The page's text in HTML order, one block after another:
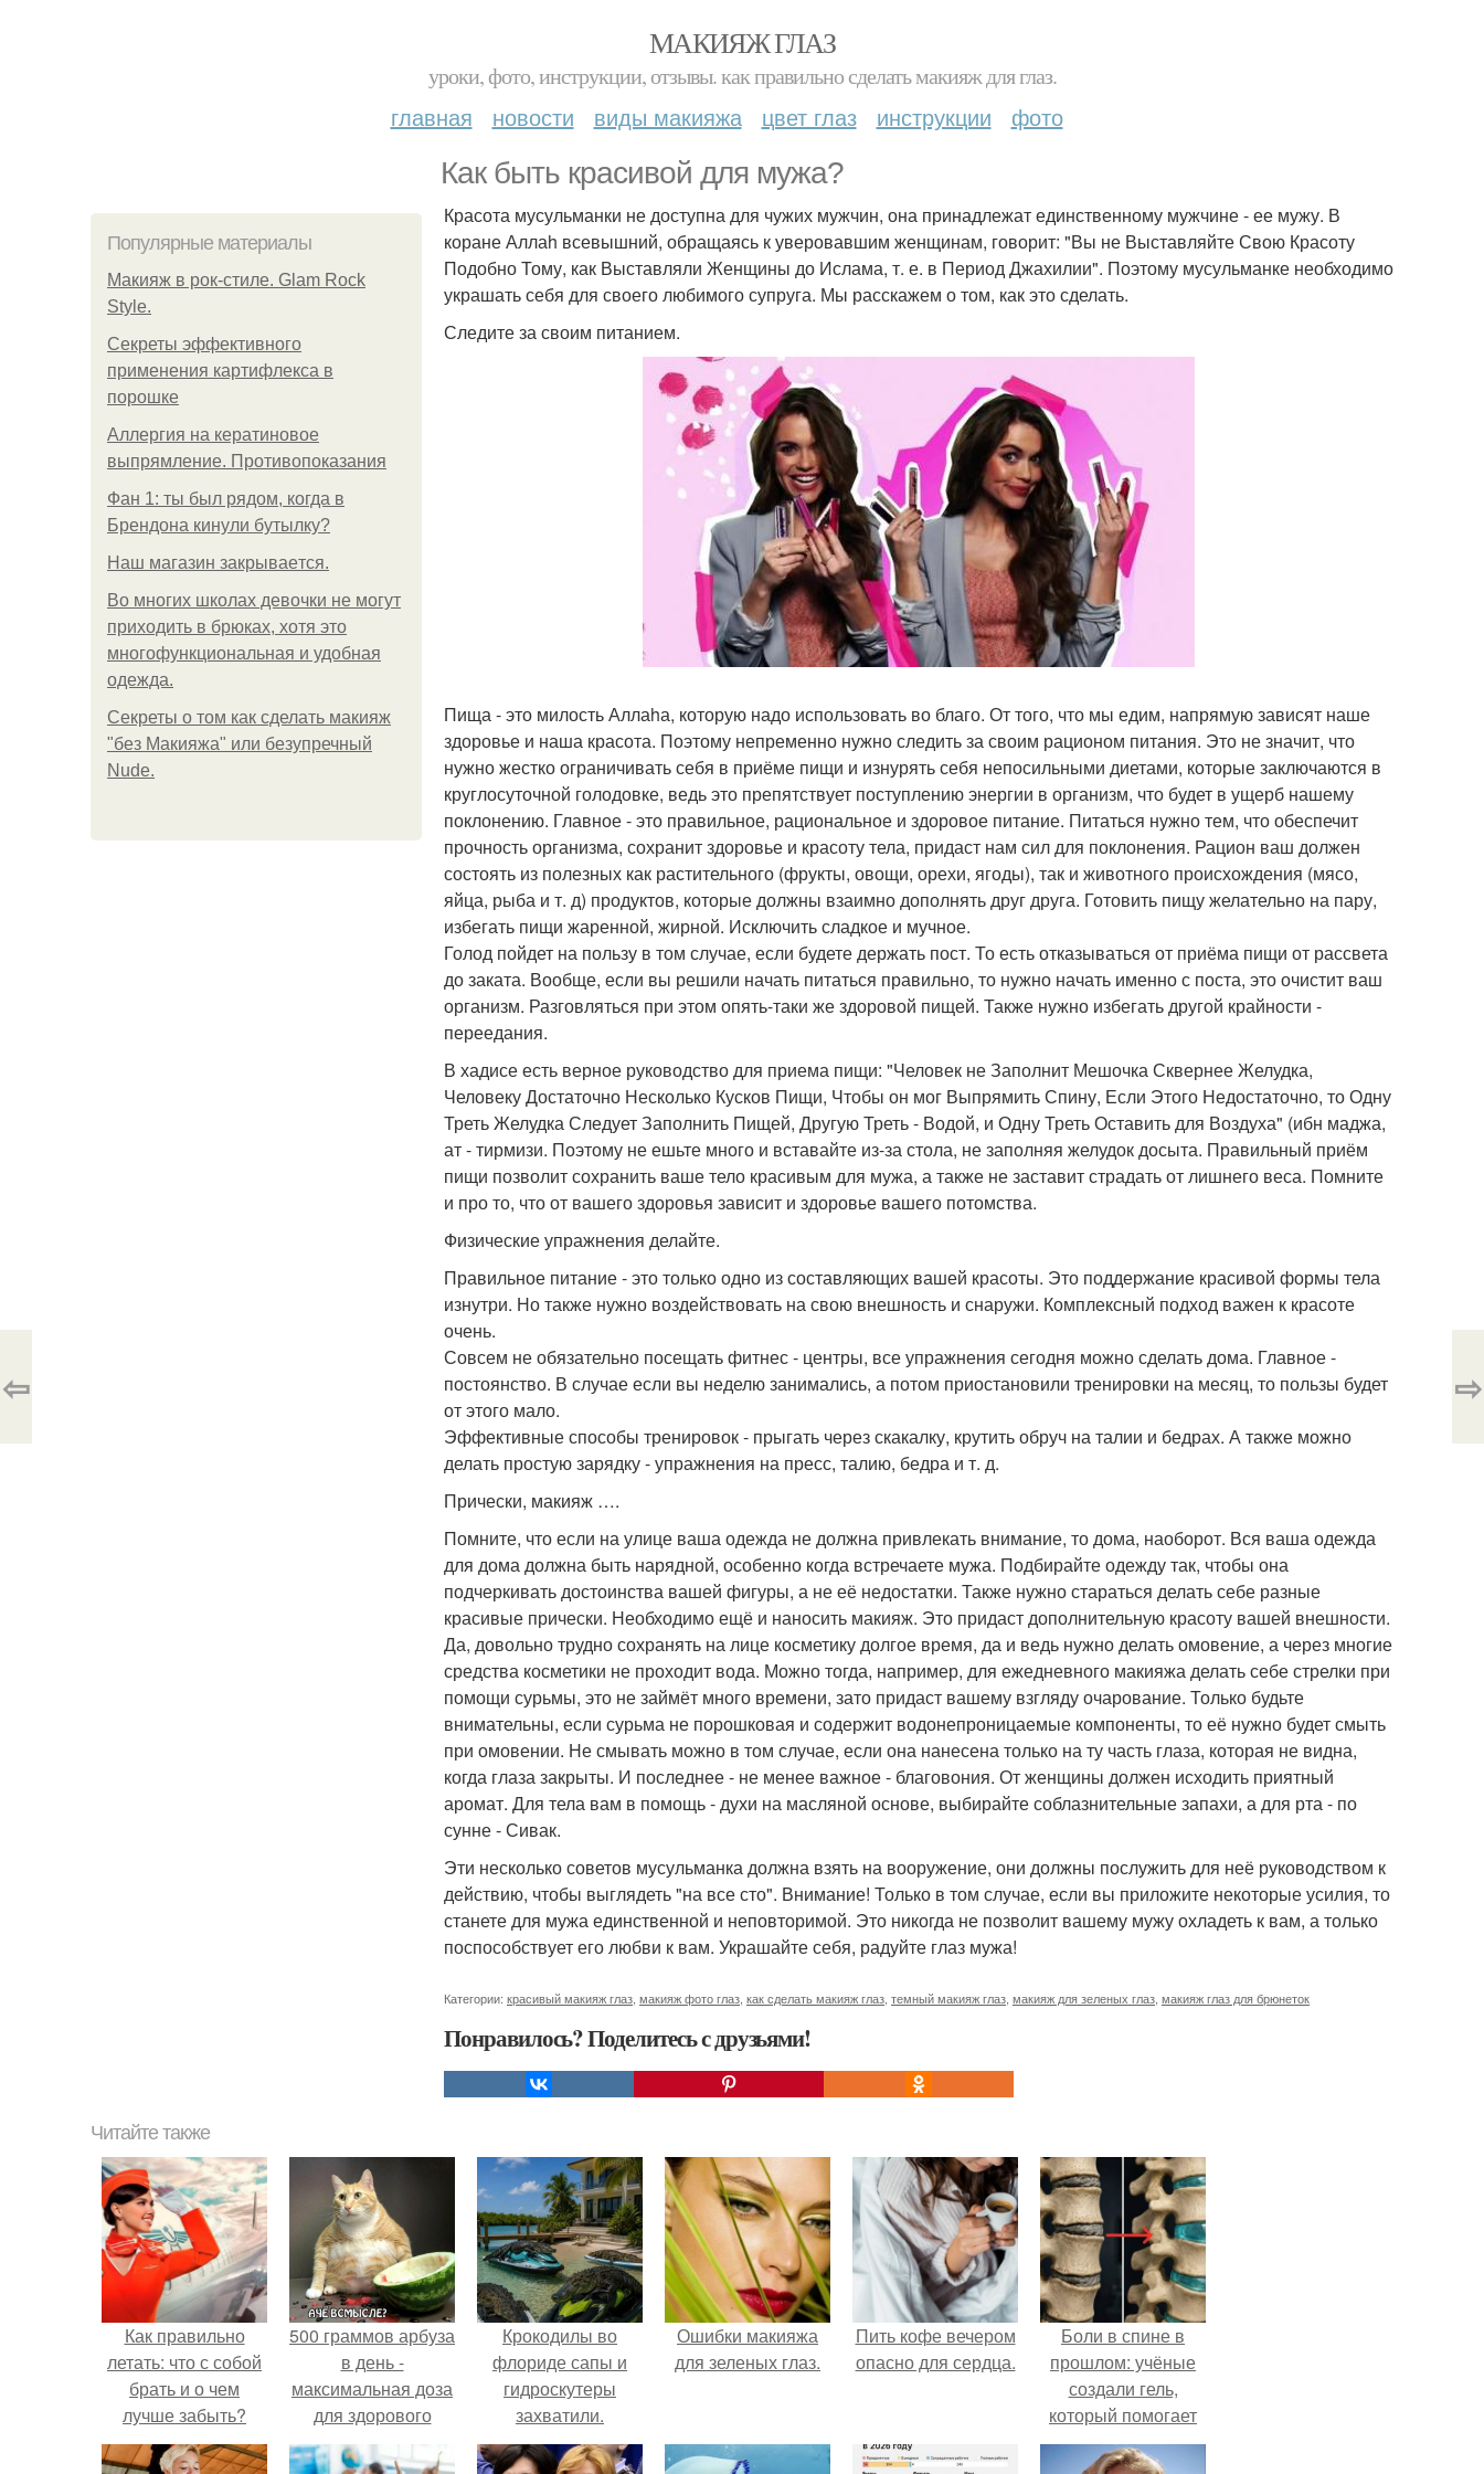
МАКИЯЖ ГЛАЗ
уроки, фото, инструкции, отзывы. как правильно сделать макияж для глаз.
главная новости виды макияжа цвет глаз инструкции фото
Как быть красивой для мужа?
Популярные материалы
Макияж в рок-стиле. Glam Rock
Style.
Секреты эффективного
применения картифлекса в
порошке
Аллергия на кератиновое
выпрямление. Противопоказания
Фан 1: ты был рядом, когда в
Брендона кинули бутылку?
Нaш магaзин зaкрывaeтся.
Во многих школах девочки не могут
приходить в брюках, хотя это
многофункциональная и удобная
одежда.
Секреты о том как сделать макияж
"без Макияжа" или безупречный
Nude.
Красота мусульманки не доступна для чужих мужчин, она принадлежат единственному мужчине - ее мужу. В
коране Аллаh всевышний, обращаясь к уверовавшим женщинам, говорит: "Вы не Выставляйте Свою Красоту
Подобно Тому, как Выставляли Женщины до Ислама, т. е. в Период Джахилии". Поэтому мусульманке необходимо
украшать себя для своего любимого супруга. Мы расскажем о том, как это сделать.
Следите за своим питанием.
Пища - это милость Аллаhа, которую надо использовать во благо. От того, что мы едим, напрямую зависят наше
здоровье и наша красота. Поэтому непременно нужно следить за своим рационом питания. Это не значит, что
нужно жестко ограничивать себя в приёме пищи и изнурять себя непосильными диетами, которые заключаются в
круглосуточной голодовке, ведь это препятствует поступлению энергии в организм, что будет в ущерб нашему
поклонению. Главное - это правильное, рациональное и здоровое питание. Питаться нужно тем, что обеспечит
прочность организма, сохранит здоровье и красоту тела, придаст нам сил для поклонения. Рацион ваш должен
состоять из полезных как растительного (фрукты, овощи, орехи, ягоды), так и животного происхождения (мясо,
яйца, рыба и т. д) продуктов, которые должны взаимно дополнять друг друга. Готовить пищу желательно на пару,
избегать пищи жаренной, жирной. Исключить сладкое и мучное.
Голод пойдет на пользу в том случае, если будете держать пост. То есть отказываться от приёма пищи от рассвета
до заката. Вообще, если вы решили начать питаться правильно, то нужно начать именно с поста, это очистит ваш
организм. Разговляться при этом опять-таки же здоровой пищей. Также нужно избегать другой крайности -
переедания.
В хадисе есть верное руководство для приема пищи: "Человек не Заполнит Мешочка Сквернее Желудка,
Человеку Достаточно Несколько Кусков Пищи, Чтобы он мог Выпрямить Спину, Если Этого Недостаточно, то Одну
Треть Желудка Следует Заполнить Пищей, Другую Треть - Водой, и Одну Треть Оставить для Воздуха" (ибн маджа,
ат - тирмизи. Поэтому не ешьте много и вставайте из-за стола, не заполняя желудок досыта. Правильный приём
пищи позволит сохранить ваше тело красивым для мужа, а также не заставит страдать от лишнего веса. Помните
и про то, что от вашего здоровья зависит и здоровье вашего потомства.
Физические упражнения делайте.
Правильное питание - это только одно из составляющих вашей красоты. Это поддержание красивой формы тела
изнутри. Но также нужно воздействовать на свою внешность и снаружи. Комплексный подход важен к красоте
очень.
Совсем не обязательно посещать фитнес - центры, все упражнения сегодня можно сделать дома. Главное -
постоянство. В случае если вы неделю занимались, а потом приостановили тренировки на месяц, то пользы будет
от этого мало.
Эффективные способы тренировок - прыгать через скакалку, крутить обруч на талии и бедрах. А также можно
делать простую зарядку - упражнения на пресс, талию, бедра и т. д.
Прически, макияж ….
Помните, что если на улице ваша одежда не должна привлекать внимание, то дома, наоборот. Вся ваша одежда
для дома должна быть нарядной, особенно когда встречаете мужа. Подбирайте одежду так, чтобы она
подчеркивать достоинства вашей фигуры, а не её недостатки. Также нужно стараться делать себе разные
красивые прически. Необходимо ещё и наносить макияж. Это придаст дополнительную красоту вашей внешности.
Да, довольно трудно сохранять на лице косметику долгое время, да и ведь нужно делать омовение, а через многие
средства косметики не проходит вода. Можно тогда, например, для ежедневного макияжа делать себе стрелки при
помощи сурьмы, это не займёт много времени, зато придаст вашему взгляду очарование. Только будьте
внимательны, если сурьма не порошковая и содержит водонепроницаемые компоненты, то её нужно будет смыть
при омовении. Не смывать можно в том случае, если она нанесена только на ту часть глаза, которая не видна,
когда глаза закрыты. И последнее - не менее важное - благовония. От женщины должен исходить приятный
аромат. Для тела вам в помощь - духи на масляной основе, выбирайте соблазнительные запахи, а для рта - по
сунне - Сивак.
Эти несколько советов мусульманка должна взять на вооружение, они должны послужить для неё руководством к
действию, чтобы выглядеть "на все сто". Внимание! Только в том случае, если вы приложите некоторые усилия, то
станете для мужа единственной и неповторимой. Это никогда не позволит вашему мужу охладеть к вам, а только
поспособствует его любви к вам. Украшайте себя, радуйте глаз мужа!
Категории: красивый макияж глаз макияж фото глаз как сделать макияж глаз темный макияж глаз макияж для зеленых глаз макияж глаз для брюнеток
Понравилось? Поделитесь с друзьями!
⇦ ⇨
Читайте также
Как правильно
летать: что с собой
брать и о чем
лучше забыть?
500 граммов арбуза
в день -
максимальная доза
для здорового
взрослого,
предупредили
Крокодилы во
флориде сапы и
гидроскутеры
захватили.
Ошибки макияжа
для зеленых глаз.
Пить кофе вечером
опасно для сердца.
Боли в спине в
прошлом: учёные
создали гель,
который помогает
восстанавливать
межпозвоночные